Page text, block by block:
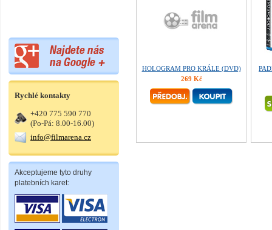
Rychlé kontakty
+420 775 590 770
(Po-Pá: 8.00-16.00)
info@filmarena.cz
Akceptujeme tyto druhy
platebních karet:
HOLOGRAM PRO KRÁLE (DVD)
269 Kč